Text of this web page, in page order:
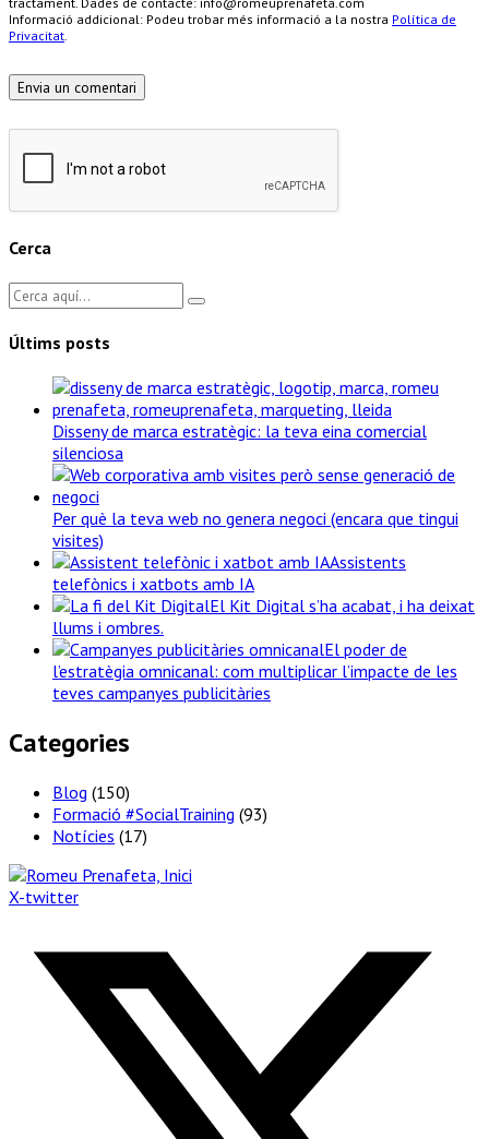
Informació addicional: Podeu trobar més informació a la nostra Política de
Privacitat.
Cerca
Últims posts
Disseny de marca estratègic: la teva eina comercial
silenciosa
Per què la teva web no genera negoci (encara que tingui
visites)
Assistents
telefònics i xatbots amb IA
El Kit Digital s’ha acabat, i ha deixat
llums i ombres.
El poder de
l’estratègia omnicanal: com multiplicar l’impacte de les
teves campanyes publicitàries
Categories
Blog (150)
Formació #SocialTraining (93)
Notícies (17)
X-twitter